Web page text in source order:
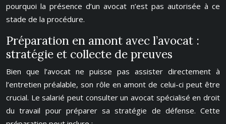
pourquoi la présence d’un avocat n’est pas autorisée à ce
stade de la procédure.
Préparation en amont avec l’avocat :
stratégie et collecte de preuves
Bien que l’avocat ne puisse pas assister directement à
l’entretien préalable, son rôle en amont de celui-ci peut être
crucial. Le salarié peut consulter un avocat spécialisé en droit
du travail pour préparer sa stratégie de défense. Cette